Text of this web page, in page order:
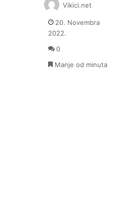
Vikici.net
20. Novembra
2022.
0
Manje od minuta